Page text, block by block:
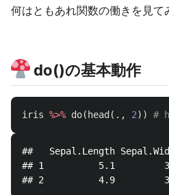
何はともあれ関数の働きを見て
do()の基本動作
iris %>% do( head ( . , 2)) #
##   Sepal.Length
## 1          5.1